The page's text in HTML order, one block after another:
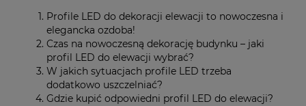
Profile LED do dekoracji elewacji to nowoczesna i
elegancka ozdoba!
Czas na nowoczesną dekorację budynku – jaki
profil LED do elewacji wybrać?
W jakich sytuacjach profile LED trzeba
dodatkowo uszczelniać?
Gdzie kupić odpowiedni profil LED do elewacji?